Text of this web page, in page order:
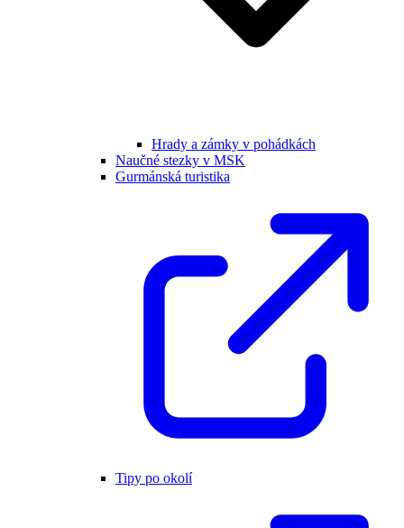
Hrady a zámky v pohádkách
Naučné stezky v MSK
Gurmánská turistika
Tipy po okolí